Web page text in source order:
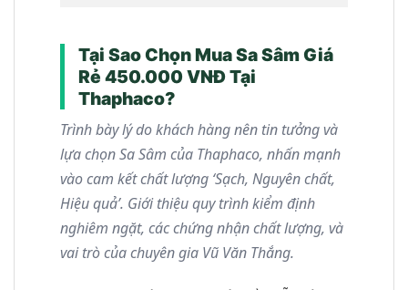
Tại Sao Chọn Mua Sa Sâm Giá
Rẻ 450.000 VNĐ Tại
Thaphaco?
Trình bày lý do khách hàng nên tin tưởng và
lựa chọn Sa Sâm của Thaphaco, nhấn mạnh
vào cam kết chất lượng ‘Sạch, Nguyên chất,
Hiệu quả’. Giới thiệu quy trình kiểm định
nghiêm ngặt, các chứng nhận chất lượng, và
vai trò của chuyên gia Vũ Văn Thắng.